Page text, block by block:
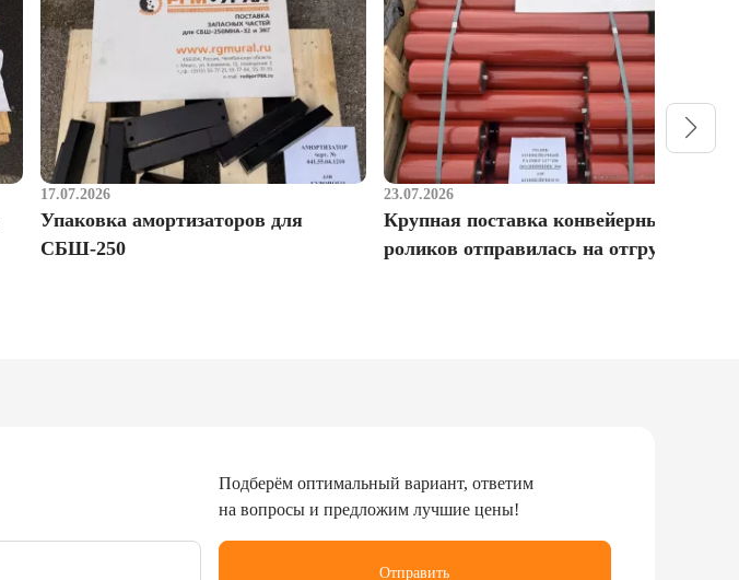
17.07.2026
Упаковка амортизаторов для
СБШ-250
23.07.2026
Крупная поставка конвейерных
роликов отправилась на отгрузку
Отправить
Подберём оптимальный вариант, ответим
на вопросы и предложим лучшие цены!